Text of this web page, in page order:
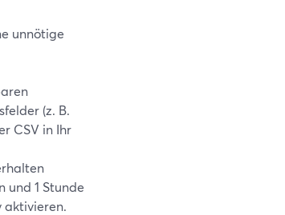
unnötige
(z. B.
CSV in Ihr
und 1 Stunde
aktivieren.